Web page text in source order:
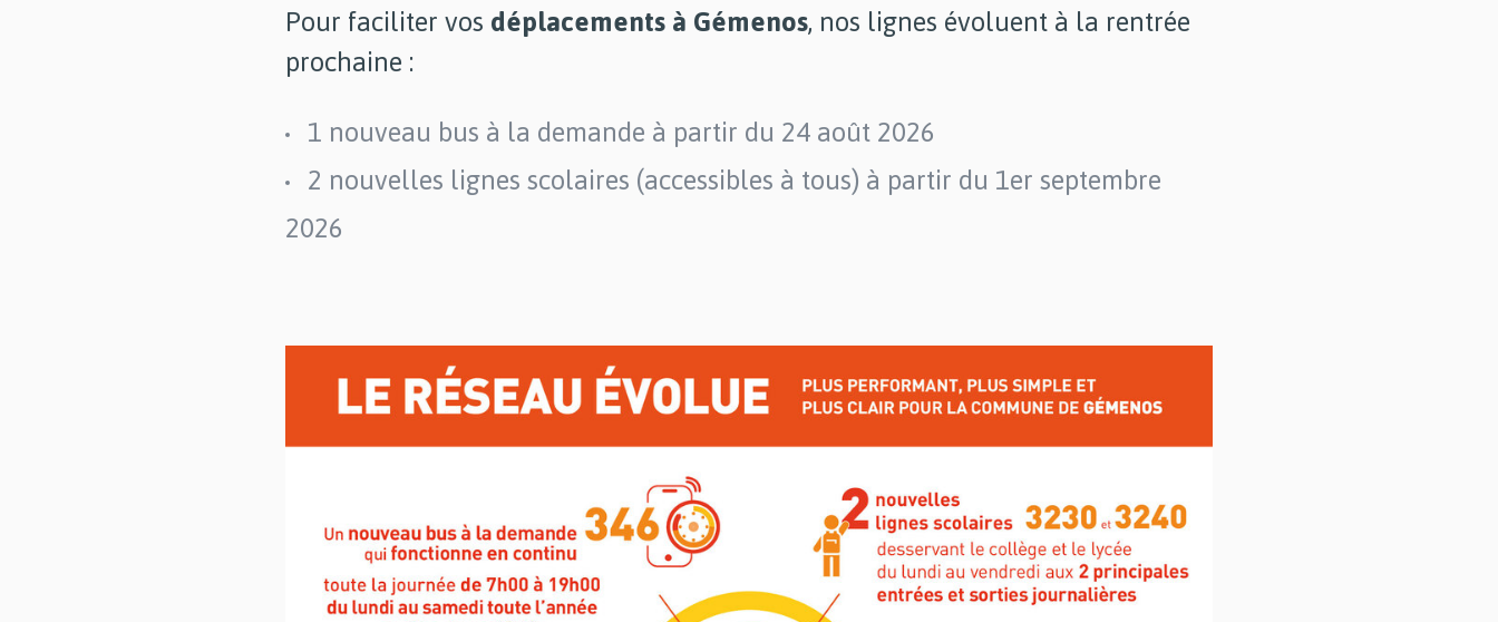
Pour faciliter vos déplacements à Gémenos, nos lignes évoluent à la rentrée
prochaine :
1 nouveau bus à la demande à partir du 24 août 2026
2 nouvelles lignes scolaires (accessibles à tous) à partir du 1er septembre
2026